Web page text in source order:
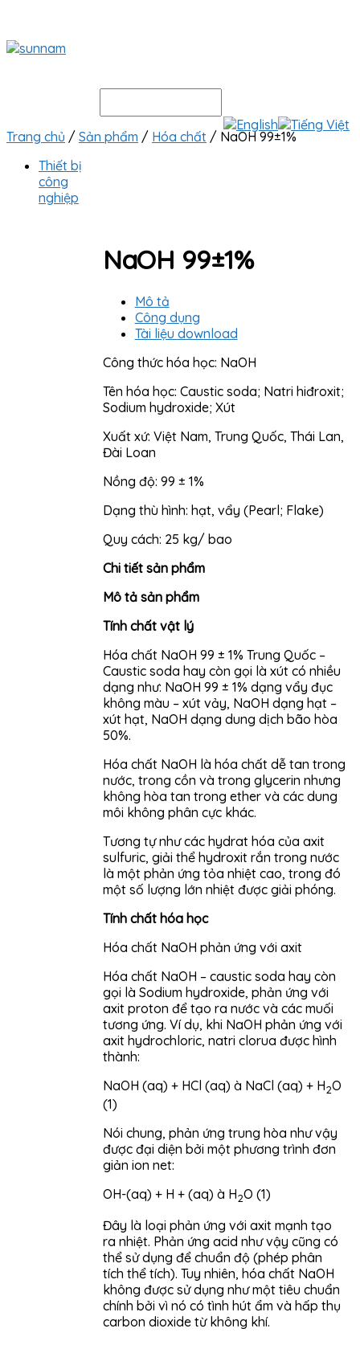
Trang chủ / Sản phẩm / Hóa chất / NaOH 99±1%
NaOH 99±1%
Mô tả
Công dụng
Tài liệu download
Công thức hóa học: NaOH
Tên hóa học: Caustic soda; Natri hiđroxit;
Sodium hydroxide; Xút
Xuất xứ: Việt Nam, Trung Quốc, Thái Lan,
Đài Loan
Nồng độ: 99 ± 1%
Dạng thù hình: hạt, vẩy (Pearl; Flake)
Quy cách: 25 kg/ bao
Chi tiết sản phẩm
Mô tả sản phẩm
Tính chất vật lý
Hóa chất NaOH 99 ± 1% Trung Quốc –
Caustic soda hay còn gọi là xút có nhiều
dạng như: NaOH 99 ± 1% dạng vẩy đục
không màu – xút vảy, NaOH dạng hạt –
xút hạt, NaOH dạng dung dịch bão hòa
50%.
Hóa chất NaOH là hóa chất dễ tan trong
nước, trong cồn và trong glycerin nhưng
không hòa tan trong ether và các dung
môi không phân cực khác.
Tương tự như các hydrat hóa của axit
sulfuric, giải thể hydroxit rắn trong nước
là một phản ứng tỏa nhiệt cao, trong đó
một số lượng lớn nhiệt được giải phóng.
Tính chất hóa học
Hóa chất NaOH phản ứng với axit
Hóa chất NaOH – caustic soda hay còn
gọi là Sodium hydroxide, phản ứng với
axit proton để tạo ra nước và các muối
tương ứng. Ví dụ, khi NaOH phản ứng với
axit hydrochloric, natri clorua được hình
thành:
NaOH (aq) + HCl (aq) à NaCl (aq) + H2O
(1)
Nói chung, phản ứng trung hòa như vậy
được đại diện bởi một phương trình đơn
giản ion net:
OH-(aq) + H + (aq) à H2O (1)
Đây là loại phản ứng với axit mạnh tạo
ra nhiệt. Phản ứng acid như vậy cũng có
thể sử dụng để chuẩn độ (phép phân
tích thể tích). Tuy nhiên, hóa chất NaOH
không được sử dụng như một tiêu chuẩn
chính bởi vì nó có tình hút ẩm và hấp thụ
carbon dioxide từ không khí.
Thiết bị
công
nghiệp